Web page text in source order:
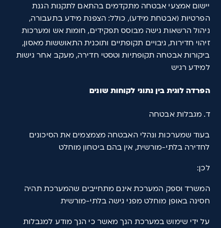
יישום אמצעי אבטחה מתקדמים בהתאם לתקנות הגנת
הפרטיות (אבטחת מידע), כולל: הצפנת מידע בתעבורה,
ניהול הרשאות גישה מבוסס תפקידים, חומות אש ומערכות
זיהוי חדירות, גיבויים תקופתיים ותוכנית התאוששות מאסון,
ביקורות אבטחה תקופתיות וטסטי חדירה, מעקב אחר גישות
למידע רגיש
הפרדה לוגית בין נתוני לקוחות שונים
ד. מגבלות אבטחה
בעוד שמערכות ונהלי האבטחה מצמצמים את הסיכונים
לחדירה בלתי-מורשית, אין בהם ביטחון מוחלט
לכן:
המשרד וספק המערכת אינם מתחייבים שהמערכת תהיה
חסינה באופן מוחלט מפני גישה בלתי-מורשית
על ידי שימוש במערכת הנך מאשר כי הנך מודע למגבלות